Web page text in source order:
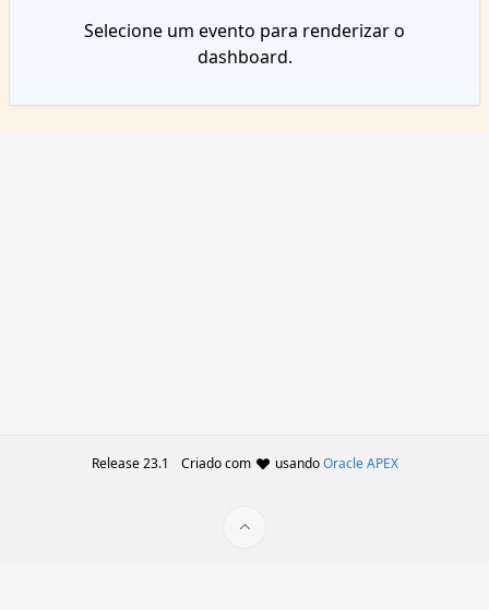
Selecione um evento para renderizar o
dashboard.
Release 23.1 Criado com usandoOracle APEX